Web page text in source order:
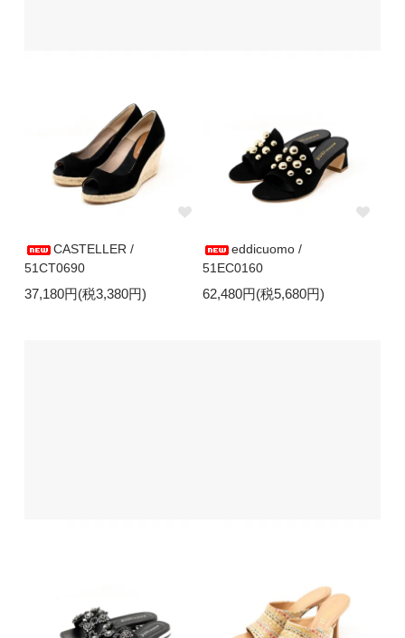
CASTELLER /
51CT0690
37,180円(税3,380円)
eddicuomo /
51EC0160
62,480円(税5,680円)